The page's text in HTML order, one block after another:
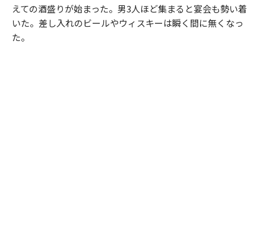
えての酒盛りが始まった。男3人ほど集まると宴会も勢い着
いた。差し入れのビールやウィスキーは瞬く間に無くなっ
た。